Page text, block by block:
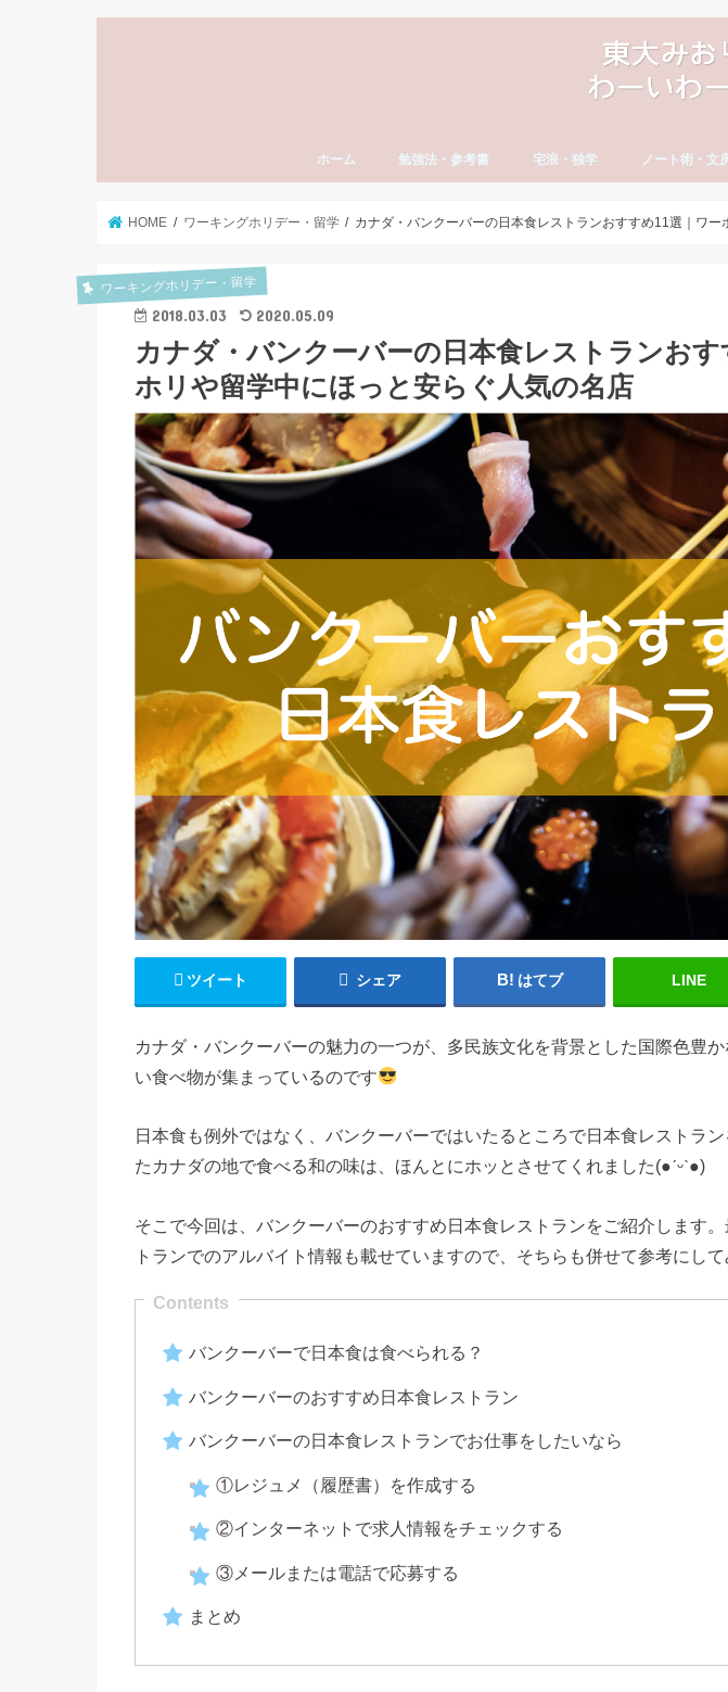
ホーム 勉強法・参考書 宅浪・独学 ノート術・文
HOME ワーキングホリデー・留学 カナダ・バンクーバーの日本食レストランおすすめ11選｜ワ
ワーキングホリデー・留学
2018.03.03 2020.05.09
カナダ・バンクーバーの日本食レストランおす
ホリや留学中にほっと安らぐ人気の名店
ツイート シェア はてブ LINE
カナダ・バンクーバーの魅力の一つが、多民族文化を背景とした国際色豊
い食べ物が集まっているのです
日本食も例外ではなく、バンクーバーではいたるところで日本食レストラ
たカナダの地で食べる和の味は、ほんとにホッとさせてくれました(●ˊᵕˋ●)
そこで今回は、バンクーバーのおすすめ日本食レストランをご紹介します
トランでのアルバイト情報も載せていますので、そちらも併せて参考にして
バンクーバーで日本食は食べられる？
バンクーバーのおすすめ日本食レストラン
バンクーバーの日本食レストランでお仕事をしたいなら
①レジュメ（履歴書）を作成する
②インターネットで求人情報をチェックする
③メールまたは電話で応募する
まとめ